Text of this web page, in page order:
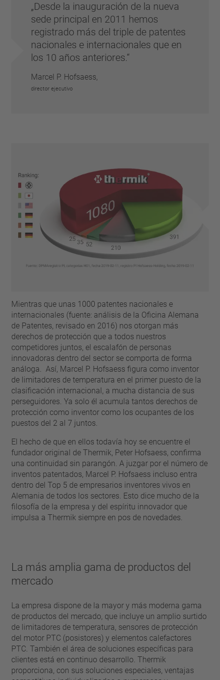
Desde la inauguración de la nueva
sede principal en 2011 hemos
registrado más del triple de patentes
nacionales e internacionales que en
los 10 años anteriores.
Marcel P. Hofsaess,
director ejecutivo
Mientras que unas 1000 patentes nacionales e
internacionales (fuente: análisis de la Oficina Alemana
de Patentes, revisado en 2016) nos otorgan más
derechos de protección que a todos nuestros
competidores juntos, el escalafón de personas
innovadoras dentro del sector se comporta de forma
análoga. Así, Marcel P. Hofsaess figura como inventor
de limitadores de temperatura en el primer puesto de la
clasificación internacional, a mucha distancia de sus
perseguidores. Ya solo él acumula tantos derechos de
protección como inventor como los ocupantes de los
puestos del 2 al 7 juntos.
El hecho de que en ellos todavía hoy se encuentre el
fundador original de Thermik, Peter Hofsaess, confirma
una continuidad sin parangón. A juzgar por el número de
inventos patentados, Marcel P. Hofsaess incluso entra
dentro del Top 5 de empresarios inventores vivos en
Alemania de todos los sectores. Esto dice mucho de la
filosofía de la empresa y del espíritu innovador que
impulsa a Thermik siempre en pos de novedades.
La más amplia gama de productos del
mercado
La empresa dispone de la mayor y más moderna gama
de productos del mercado, que incluye un amplio surtido
de limitadores de temperatura, sensores de protección
del motor PTC (posistores) y elementos calefactores
PTC. También el área de soluciones específicas para
clientes está en continuo desarrollo. Thermik
proporciona, con sus soluciones especiales, ventajas